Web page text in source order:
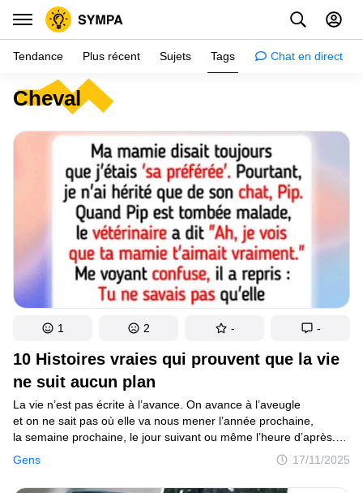
Cheval
10 Histoires vraies qui prouvent que la vie
ne suit aucun plan
Gens 17/11/2025
La vie n’est pas écrite à l’avance. On avance à l’aveugle
et on ne sait pas où elle va nous mener l’année prochaine,
la semaine prochaine, le jour suivant ou même l’heure d’après.
Mais ce n’est pas toujours une mauvaise chose. Si on savait tout
ce qui va arriver, où serait le plaisir ? Ces histoires montrent
à quel point la vie peut être imprévisible.
1 2 - -
Tendance Plus récent Sujets Tags Chat en direct
Inspiration
Psychologie
Histoires
Éducation
Création
Maison